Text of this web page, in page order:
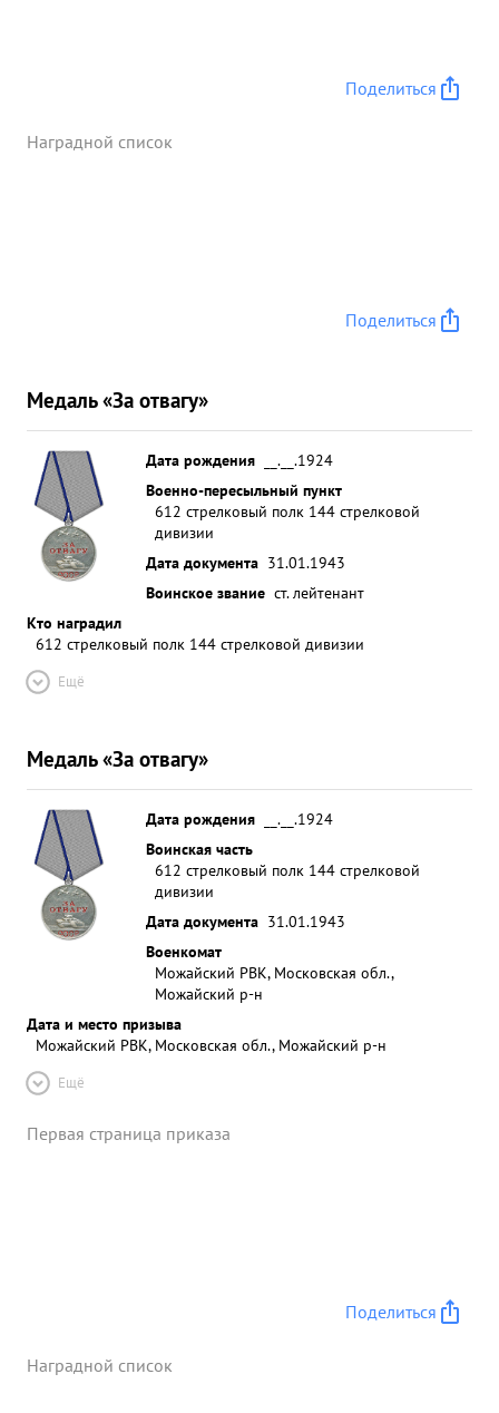
Поделиться
Наградной список
Поделиться
Медаль «За отвагу»
Дата рождения
__.__.1924
Военно-пересыльный пункт
612 стрелковый полк 144 стрелковой
дивизии
Дата документа 31.01.1943
Воинское звание ст. лейтенант
Кто наградил
612 стрелковый полк 144 стрелковой дивизии
Ещё
Медаль «За отвагу»
Дата рождения
__.__.1924
Воинская часть
612 стрелковый полк 144 стрелковой
дивизии
Дата документа 31.01.1943
Военкомат
Можайский РВК, Московская обл.,
Можайский р-н
Дата и место призыва
Можайский РВК, Московская обл., Можайский р-н
Ещё
Первая страница приказа
Поделиться
Наградной список